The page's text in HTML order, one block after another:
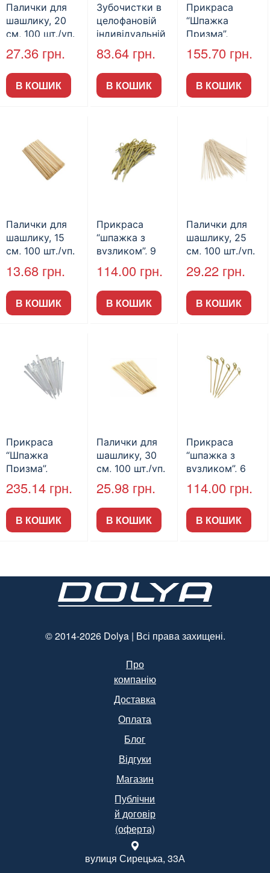
Палички для
шашлику, 20
см, 100 шт./уп.
(арт.22001)
27.36 грн.
В КОШИК
Зубочистки в
целофановій
індивідуальній
упаковці, 1000
шт./уп.
(арт.30002)
83.64 грн.
В КОШИК
Прикраса
“Шпажка
Призма”,
чорна, 1000
шт./уп.
(арт.21004)
155.70 грн.
В КОШИК
Палички для
шашлику, 15
см, 100 шт./уп.
(арт.22004)
13.68 грн.
В КОШИК
Прикраса
“шпажка з
вузликом”, 9
см, 100 шт./уп.
(арт.21008)
114.00 грн.
В КОШИК
Палички для
шашлику, 25
см, 100 шт./уп.
(арт.22002)
29.22 грн.
В КОШИК
Прикраса
“Шпажка
Призма”,
прозора, 1000
шт./уп.
(арт.21005)
235.14 грн.
В КОШИК
Палички для
шашлику, 30
см, 100 шт./уп.
(арт.22003)
25.98 грн.
В КОШИК
Прикраса
“шпажка з
вузликом”, 6
см, 100 шт./уп.
(Арт.21007)
114.00 грн.
В КОШИК
© 2014-2026 Dolya | Всі права захищені.
Про
компанію
Доставка
Оплата
Блог
Відгуки
Магазин
Публічни
й договір
(оферта)
вулиця Сирецька, 33А